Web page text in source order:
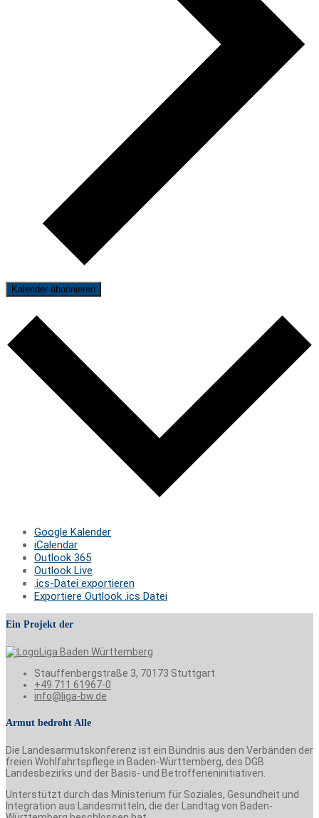
Kalender abonnieren
Google Kalender
iCalendar
Outlook 365
Outlook Live
.ics-Datei exportieren
Exportiere Outlook .ics Datei
Ein Projekt der
Stauffenbergstraße 3, 70173 Stuttgart
+49 711 61967-0
info@liga-bw.de
Armut bedroht Alle
Die Landesarmutskonferenz ist ein Bündnis aus den Verbänden der
freien Wohlfahrtspflege in Baden-Württemberg, des DGB
Landesbezirks und der Basis- und Betroffeneninitiativen.
Unterstützt durch das Ministerium für Soziales, Gesundheit und
Integration aus Landesmitteln, die der Landtag von Baden-